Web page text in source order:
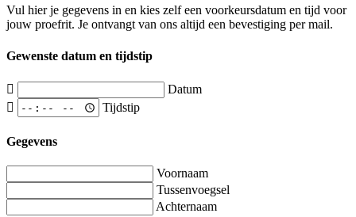
Vul hier je gegevens in en kies zelf een voorkeursdatum en tijd voor
jouw proefrit. Je ontvangt van ons altijd een bevestiging per mail.
Gewenste datum en tijdstip
Datum
Tijdstip
Gegevens
Voornaam
Tussenvoegsel
Achternaam